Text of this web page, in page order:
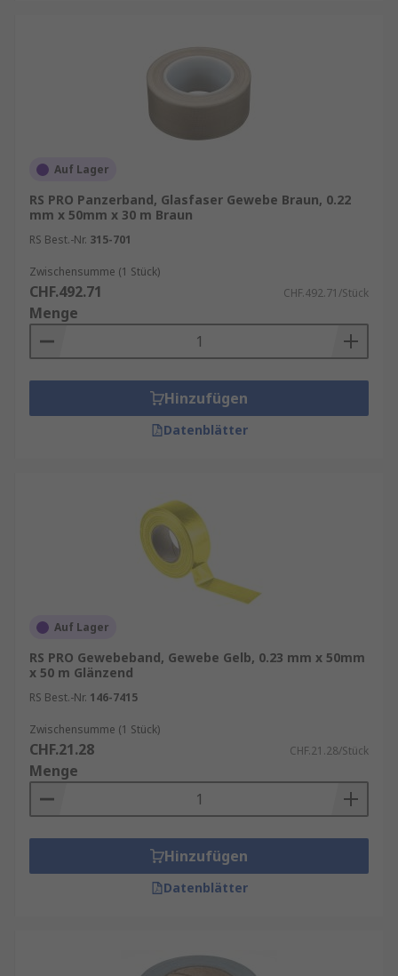
Auf Lager
RS PRO Panzerband, Glasfaser Gewebe Braun, 0.22
mm x 50mm x 30 m Braun
RS Best.-Nr. 315-701
Zwischensumme (1 Stück)
CHF.492.71 CHF.492.71/Stück
Menge
Hinzufügen
Datenblätter
Auf Lager
RS PRO Gewebeband, Gewebe Gelb, 0.23 mm x 50mm
x 50 m Glänzend
RS Best.-Nr. 146-7415
Zwischensumme (1 Stück)
CHF.21.28 CHF.21.28/Stück
Menge
Hinzufügen
Datenblätter